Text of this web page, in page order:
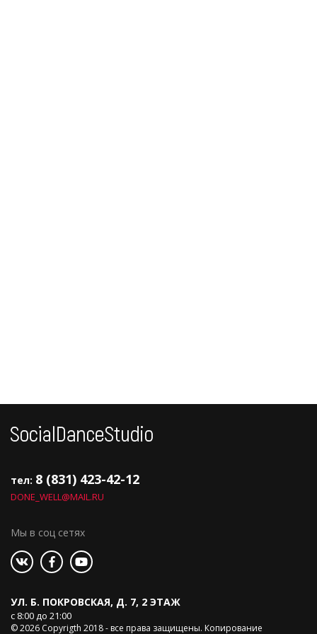
тел: 8 (831) 423-42-12
DONE_WELL@MAIL.RU
Мы в соц сетях
УЛ. Б. ПОКРОВСКАЯ, Д. 7, 2 ЭТАЖ
с 8:00 до 21:00
© 2026 Copyrigth 2018 - все права защищены. Копирование